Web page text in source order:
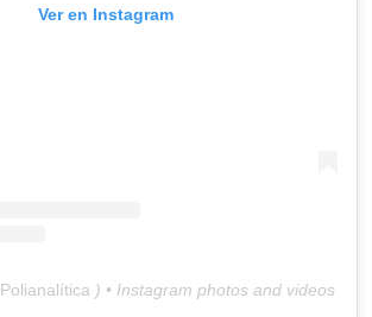
Ver en Instagram
Polianalítica ) • Instagram photos and videos